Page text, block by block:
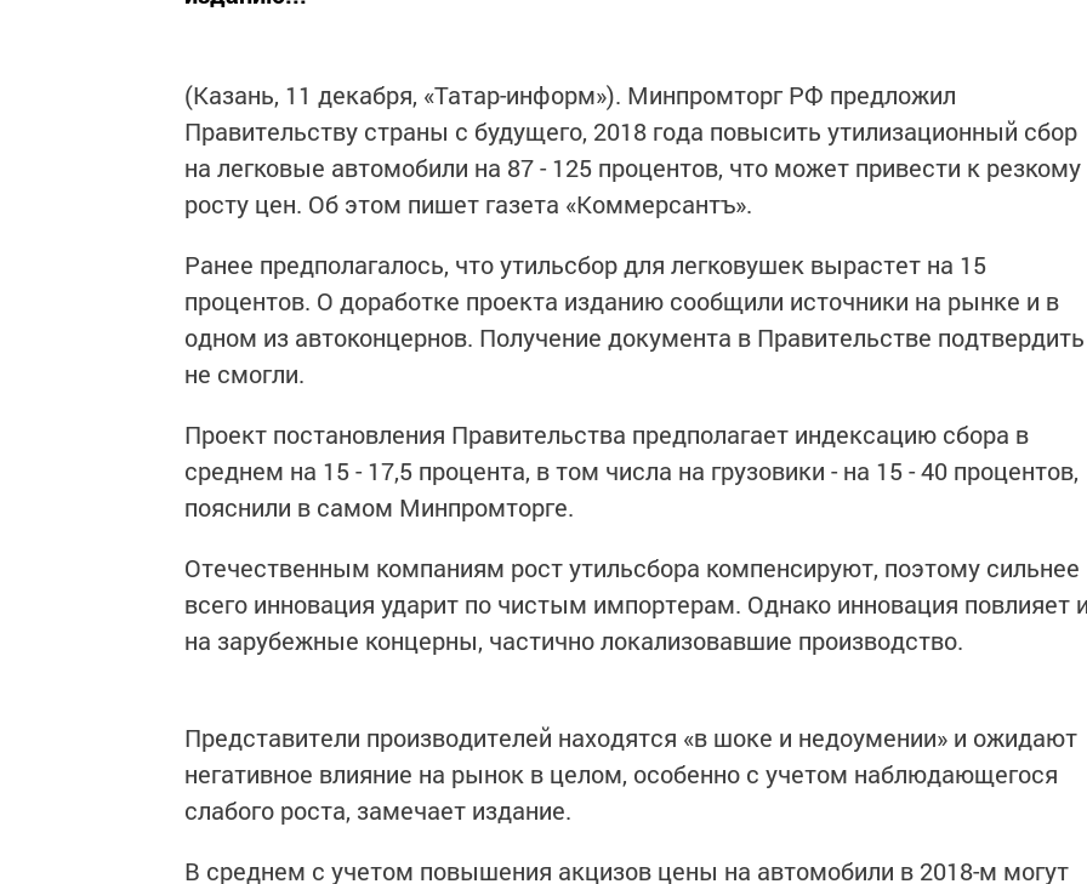
(Казань, 11 декабря, «Татар-информ»). Минпромторг РФ предложил
Правительству страны с будущего, 2018 года повысить утилизационный сбор
на легковые автомобили на 87 - 125 процентов, что может привести к резкому
росту цен. Об этом пишет газета «Коммерсантъ».
Ранее предполагалось, что утильсбор для легковушек вырастет на 15
процентов. О доработке проекта изданию сообщили источники на рынке и в
одном из автоконцернов. Получение документа в Правительстве подтвердить
не смогли.
Проект постановления Правительства предполагает индексацию сбора в
среднем на 15 - 17,5 процента, в том числа на грузовики - на 15 - 40 процентов,
пояснили в самом Минпромторге.
Отечественным компаниям рост утильсбора компенсируют, поэтому сильнее
всего инновация ударит по чистым импортерам. Однако инновация повлияет
на зарубежные концерны, частично локализовавшие производство.
Представители производителей находятся «в шоке и недоумении» и ожидают
негативное влияние на рынок в целом, особенно с учетом наблюдающегося
слабого роста, замечает издание.
В среднем с учетом повышения акцизов цены на автомобили в 2018-м могут